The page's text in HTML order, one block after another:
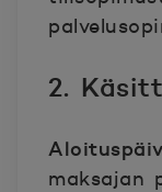
2.
maksajan